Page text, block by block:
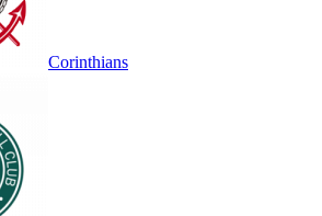
Corinthians